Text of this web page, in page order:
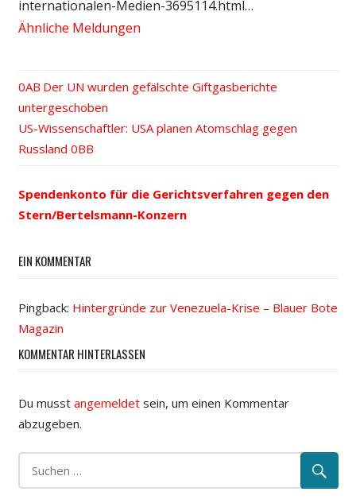
internationalen-Medien-3695114.html…
Ähnliche Meldungen
Beitrags-
Navigation
Vorheriger
Beitrag:
Der UN wurden gefälschte Giftgasberichte
untergeschoben
Nächster
Beitrag:
US-Wissenschaftler: USA planen Atomschlag gegen
Russland
Spendenkonto für die Gerichtsverfahren gegen den
Stern/Bertelsmann-Konzern
EIN KOMMENTAR
Pingback: Hintergründe zur Venezuela-Krise – Blauer Bote
Magazin
KOMMENTAR HINTERLASSEN
Du musst angemeldetsein, um einen Kommentar
abzugeben.